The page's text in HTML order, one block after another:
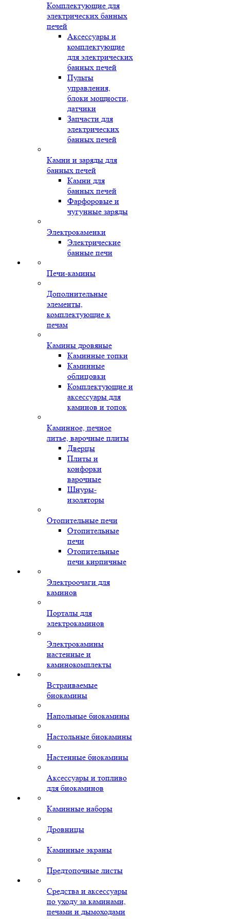
Комплектующие для
электрических банных
печей
Аксессуары и
комплектующие
для электрических
банных печей
Пульты
управления,
блоки мощности,
датчики
Запчасти для
электрических
банных печей
Камни и заряды для
банных печей
Камни для
банных печей
Фарфоровые и
чугунные заряды
Электрокаменки
Электрические
банные печи
Печи-камины
Дополнительные
элементы,
комплектующие к
печам
Камины дровяные
Каминные топки
Каминные
облицовки
Комплектующие и
аксессуары для
каминов и топок
Каминное, печное
литье, варочные плиты
Дверцы
Плиты и
конфорки
варочные
Шнуры-
изоляторы
Отопительные печи
Отопительные
печи
Отопительные
печи кирпичные
Электроочаги для
каминов
Порталы для
электрокаминов
Электрокамины
настенные и
каминокомплекты
Встраиваемые
биокамины
Напольные биокамины
Настольные биокамины
Настенные биокамины
Аксессуары и топливо
для биокаминов
Каминные наборы
Дровницы
Каминные экраны
Предтопочные листы
Средства и аксессуары
по уходу за каминами,
печами и дымоходами